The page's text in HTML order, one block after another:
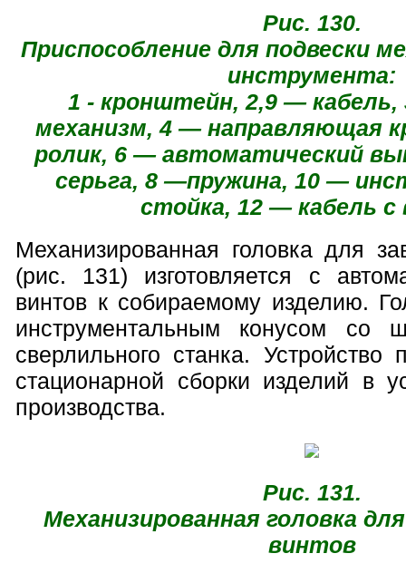
Рис. 130.
Приспособление для подвески
инструмента:
1 - кронштейн, 2,9 — кабель,
механизм, 4 — направляющая
ролик, 6 — автоматический
серьга, 8 —пружина, 10 —
стойка, 12 — кабель с
Механизированная головка для
(рис. 131) изготовляется с
винтов к собираемому изделию.
инструментальным конусом со
сверлильного станка. Устройство
стационарной сборки изделий в
производства.
Рис. 131.
Механизированная головка
винтов